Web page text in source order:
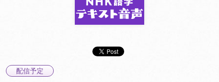
配信予定